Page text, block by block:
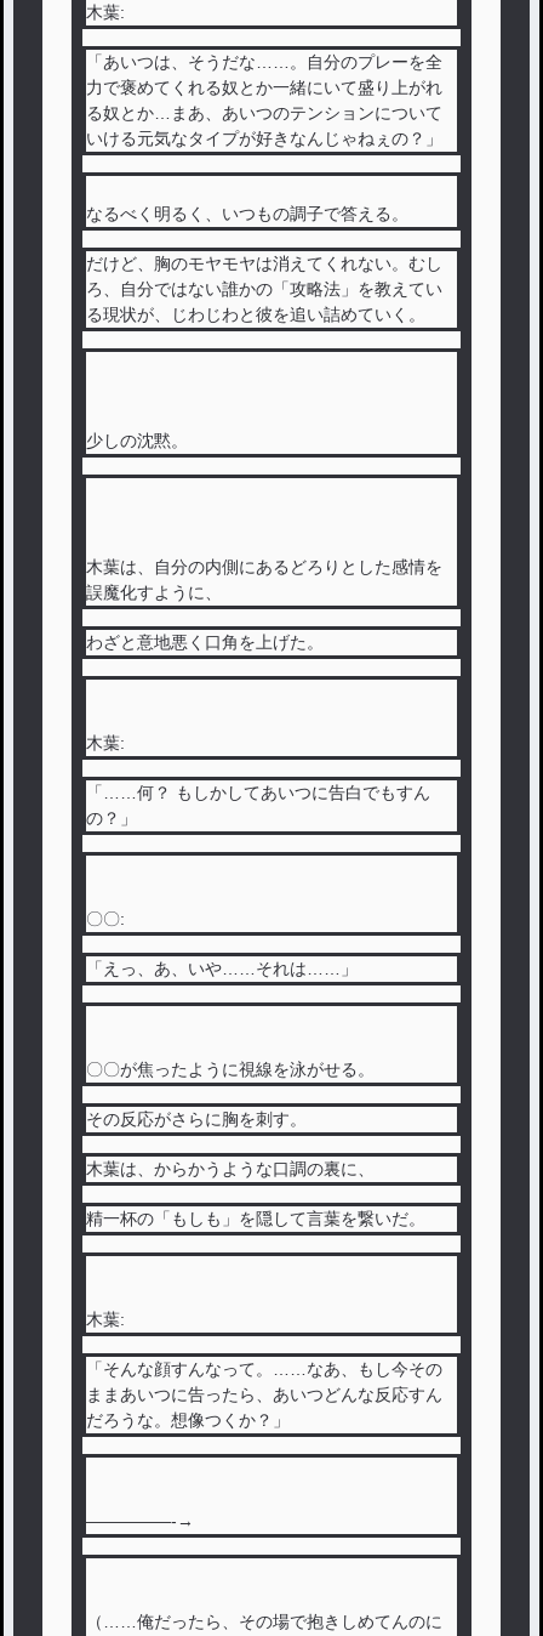
木葉:
「あいつは、そうだな……。自分のプレーを全
力で褒めてくれる奴とか一緒にいて盛り上がれ
る奴とか…まあ、あいつのテンションについて
いける元気なタイプが好きなんじゃねぇの？」
なるべく明るく、いつもの調子で答える。
だけど、胸のモヤモヤは消えてくれない。むし
ろ、自分ではない誰かの「攻略法」を教えてい
る現状が、じわじわと彼を追い詰めていく。
少しの沈黙。
木葉は、自分の内側にあるどろりとした感情を
誤魔化すように、
わざと意地悪く口角を上げた。
木葉:
「……何？ もしかしてあいつに告白でもすん
の？」
〇〇:
「えっ、あ、いや……それは……」
〇〇が焦ったように視線を泳がせる。
その反応がさらに胸を刺す。
木葉は、からかうような口調の裏に、
精一杯の「もしも」を隠して言葉を繋いだ。
木葉:
「そんな顔すんなって。……なあ、もし今その
ままあいつに告ったら、あいつどんな反応すん
だろうな。想像つくか？」
—————-→
（……俺だったら、その場で抱きしめてんのに